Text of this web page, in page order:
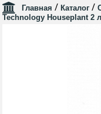
Главная / Каталог /
Technology Houseplant 2 л